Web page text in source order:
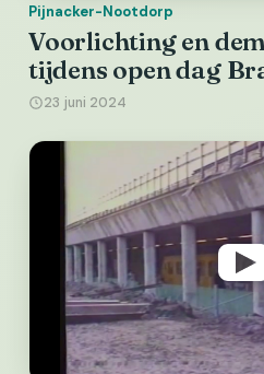
Pijnacker-Nootdorp
Voorlichting en
tijdens open dag
23 juni 2024